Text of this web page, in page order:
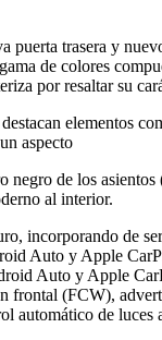
puerta trasera y
de colores
por resaltar su
elementos
aspecto
negro de los
al interior.
incorporando de
Auto y Apple
Auto y Apple
frontal (FCW),
automático de luces